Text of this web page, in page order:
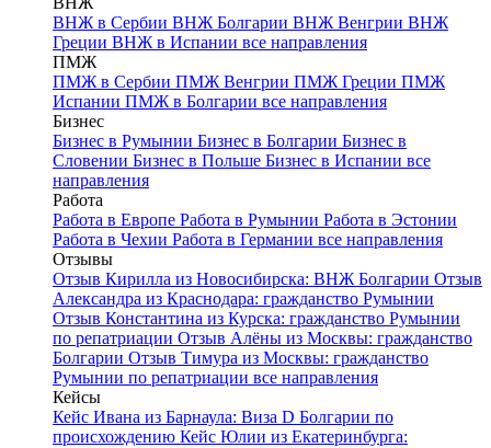
ВНЖ в Сербии ВНЖ Болгарии ВНЖ Венгрии ВНЖ
Греции ВНЖ в Испании все направления
ПМЖ
ПМЖ в Сербии ПМЖ Венгрии ПМЖ Греции ПМЖ
Испании ПМЖ в Болгарии все направления
Бизнес
Бизнес в Румынии Бизнес в Болгарии Бизнес в
Словении Бизнес в Польше Бизнес в Испании все
направления
Работа
Работа в Европе Работа в Румынии Работа в Эстонии
Работа в Чехии Работа в Германии все направления
Отзывы
Отзыв Кирилла из Новосибирска: ВНЖ Болгарии Отзыв
Александра из Краснодара: гражданство Румынии
Отзыв Константина из Курска: гражданство Румынии
по репатриации Отзыв Алёны из Москвы: гражданство
Болгарии Отзыв Тимура из Москвы: гражданство
Румынии по репатриации все направления
Кейсы
Кейс Ивана из Барнаула: Виза D Болгарии по
происхождению Кейс Юлии из Екатеринбурга: